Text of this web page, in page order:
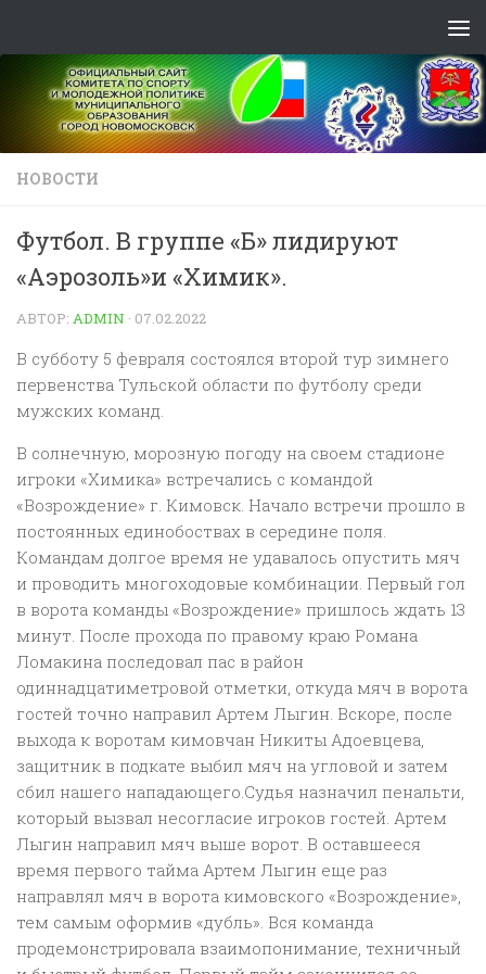
НОВОСТИ
Футбол. В группе «Б» лидируют
«Аэрозоль»и «Химик».
АВТОР: ADMIN · 07.02.2022
В субботу 5 февраля состоялся второй тур зимнего
первенства Тульской области по футболу среди
мужских команд.
В солнечную, морозную погоду на своем стадионе
игроки «Химика» встречались с командой
«Возрождение» г. Кимовск. Начало встречи прошло в
постоянных единобоствах в середине поля.
Командам долгое время не удавалось опустить мяч
и проводить многоходовые комбинации. Первый гол
в ворота команды «Возрождение» пришлось ждать 13
минут. После прохода по правому краю Романа
Ломакина последовал пас в район
одиннадцатиметровой отметки, откуда мяч в ворота
гостей точно направил Артем Лыгин. Вскоре, после
выхода к воротам кимовчан Никиты Адоевцева,
защитник в подкате выбил мяч на угловой и затем
сбил нашего нападающего.Судья назначил пенальти,
который вызвал несогласие игроков гостей. Артем
Лыгин направил мяч выше ворот. В оставшееся
время первого тайма Артем Лыгин еще раз
направлял мяч в ворота кимовского «Возрождение»,
тем самым оформив «дубль». Вся команда
продемонстрировала взаимопонимание, техничный